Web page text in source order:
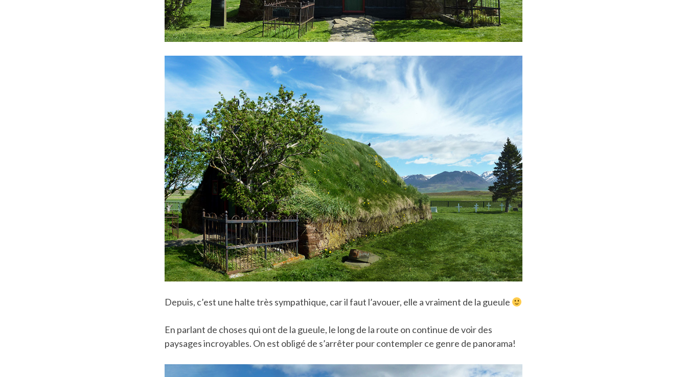
Depuis, c’est une halte très sympathique, car il faut l’avouer, elle a vraiment de la gueule
En parlant de choses qui ont de la gueule, le long de la route on continue de voir des
paysages incroyables. On est obligé de s’arrêter pour contempler ce genre de panorama!